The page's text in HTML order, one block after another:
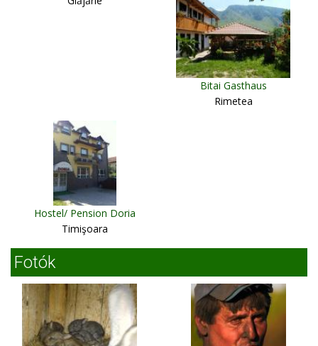
Bitai Gasthaus
Rimetea
Hostel/ Pension Doria
Timişoara
Fotók